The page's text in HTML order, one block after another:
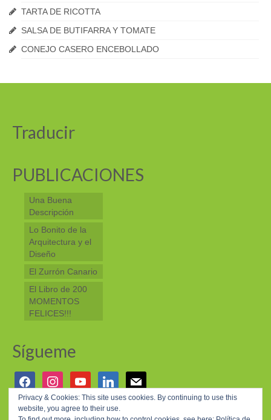
TARTA DE RICOTTA
SALSA DE BUTIFARRA Y TOMATE
CONEJO CASERO ENCEBOLLADO
Privacy & Cookies: This site uses cookies. By continuing to use this
website, you agree to their use.
Traducir
PUBLICACIONES
Una Buena
Descripción
Lo Bonito de la
Arquitectura y el
Diseño
El Zurrón Canario
El Libro de 200
MOMENTOS
FELICES!!!
Sígueme
facebookinstagramyoutube linkedin mail
© 2026 200 MOMENTOS FELICES - WordPress Theme by Kadence WP